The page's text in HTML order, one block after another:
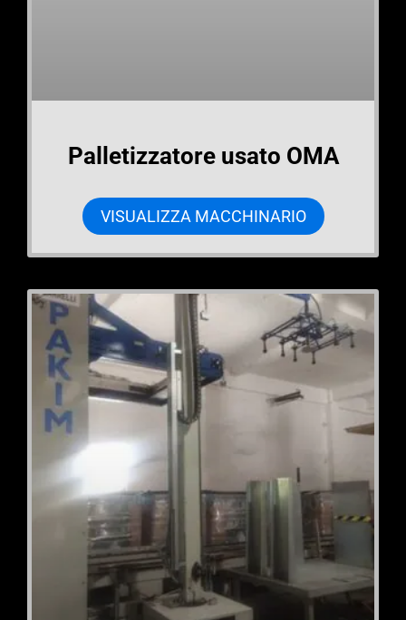
Palletizzatore usato OMA
VISUALIZZA MACCHINARIO